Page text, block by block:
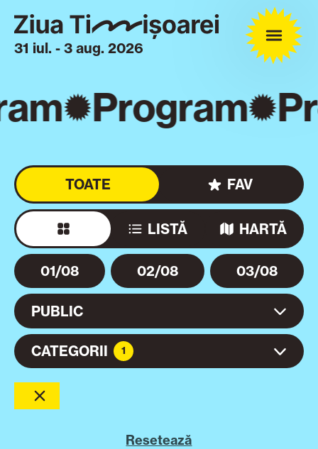
31 iul. - 3 aug. 2026
Program
CATEGORII 1
PUBLIC
01/08 02/08 03/08
LISTĂ HARTĂ
TOATE FAV
Resetează